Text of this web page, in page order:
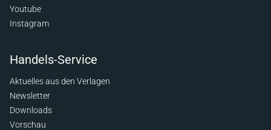
Youtube
Instagram
Handels-Service
Aktuelles aus den Verlagen
Newsletter
Downloads
Vorschau